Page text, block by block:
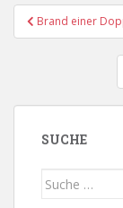
Brand einer
SUCHE
Suche